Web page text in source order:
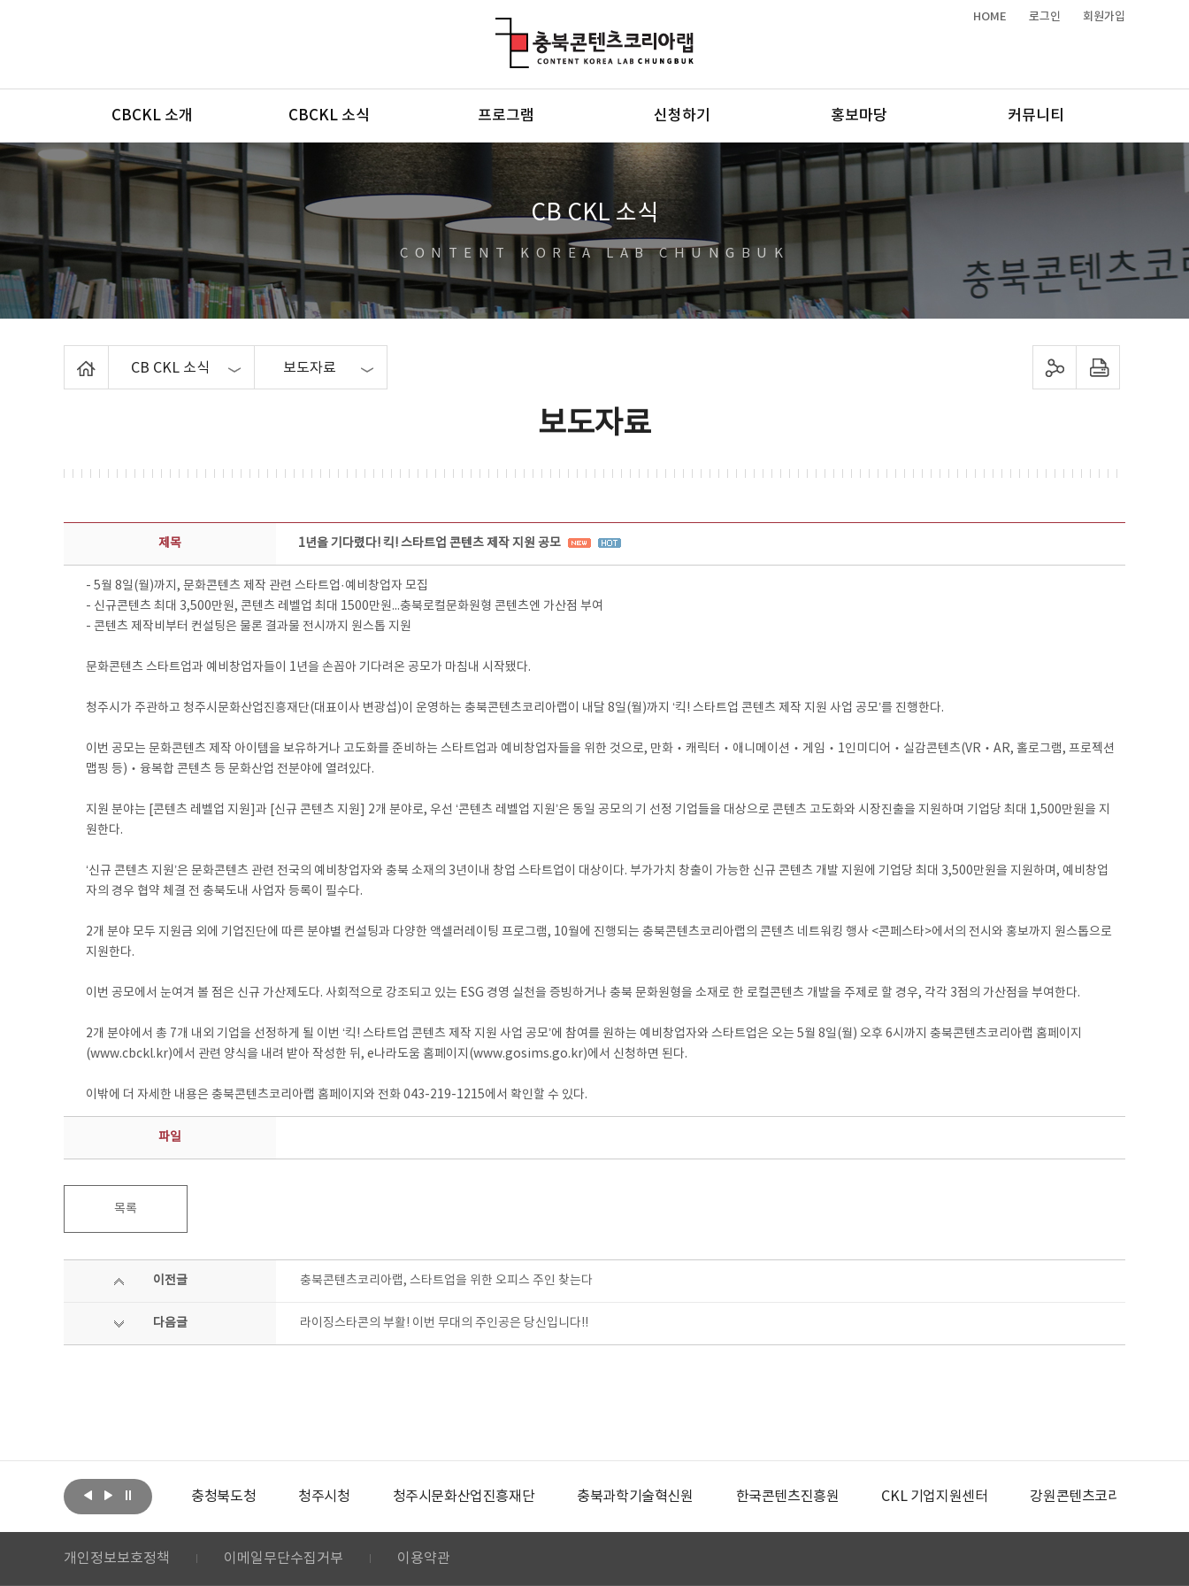
HOME 로그인 회원가입
메뉴
CBCKL 소개 CBCKL 소식 프로그램 신청하기 홍보마당 커뮤니티
CB CKL 소식
CONTENT KOREA LAB CHUNGBUK
CB CKL 소식 보도자료 sns 공유하기 프린트하기
보도자료
보도자료 상세보기 - 제목, 담당부서, 담당자, 담당연락처, 내용, 첨부파일 정보 제공
제목 1년을 기다렸다! 킥! 스타트업 콘텐츠 제작 지원 공모
- 5월 8일(월)까지, 문화콘텐츠 제작 관련 스타트업·예비창업자 모집
- 신규콘텐츠 최대 3,500만원, 콘텐츠 레벨업 최대 1500만원...충북로컬문화원형 콘텐츠엔 가산점 부여
- 콘텐츠 제작비부터 컨설팅은 물론 결과물 전시까지 원스톱 지원
문화콘텐츠 스타트업과 예비창업자들이 1년을 손꼽아 기다려온 공모가 마침내 시작됐다.
청주시가 주관하고 청주시문화산업진흥재단(대표이사 변광섭)이 운영하는 충북콘텐츠코리아랩이 내달 8일(월)까지 ‘킥! 스타트업 콘텐츠 제작 지원 사업 공모’를 진행한다.
이번 공모는 문화콘텐츠 제작 아이템을 보유하거나 고도화를 준비하는 스타트업과 예비창업자들을 위한 것으로, 만화‧캐릭터‧애니메이션‧게임‧1인미디어‧실감콘텐츠(VR‧AR, 홀로그램, 프로젝션
맵핑 등)‧융복합 콘텐츠 등 문화산업 전분야에 열려있다.
지원 분야는 [콘텐츠 레벨업 지원]과 [신규 콘텐츠 지원] 2개 분야로, 우선 ‘콘텐츠 레벨업 지원’은 동일 공모의 기 선정 기업들을 대상으로 콘텐츠 고도화와 시장진출을 지원하며 기업당 최대 1,500만원을 지
원한다.
‘신규 콘텐츠 지원’은 문화콘텐츠 관련 전국의 예비창업자와 충북 소재의 3년이내 창업 스타트업이 대상이다. 부가가치 창출이 가능한 신규 콘텐츠 개발 지원에 기업당 최대 3,500만원을 지원하며, 예비창업
자의 경우 협약 체결 전 충북도내 사업자 등록이 필수다.
2개 분야 모두 지원금 외에 기업진단에 따른 분야별 컨설팅과 다양한 액셀러레이팅 프로그램, 10월에 진행되는 충북콘텐츠코리아랩의 콘텐츠 네트워킹 행사 <콘페스타>에서의 전시와 홍보까지 원스톱으로
지원한다.
이번 공모에서 눈여겨 볼 점은 신규 가산제도다. 사회적으로 강조되고 있는 ESG 경영 실천을 증빙하거나 충북 문화원형을 소재로 한 로컬콘텐츠 개발을 주제로 할 경우, 각각 3점의 가산점을 부여한다.
2개 분야에서 총 7개 내외 기업을 선정하게 될 이번 ‘킥! 스타트업 콘텐츠 제작 지원 사업 공모’에 참여를 원하는 예비창업자와 스타트업은 오는 5월 8일(월) 오후 6시까지 충북콘텐츠코리아랩 홈페이지
(www.cbckl.kr)에서 관련 양식을 내려 받아 작성한 뒤, e나라도움 홈페이지(www.gosims.go.kr)에서 신청하면 된다.
이밖에 더 자세한 내용은 충북콘텐츠코리아랩 홈페이지와 전화 043-219-1215에서 확인할 수 있다.
파일
목록
이전글 충북콘텐츠코리아랩, 스타트업을 위한 오피스 주인 찾는다
다음글 라이징스타콘의 부활! 이번 무대의 주인공은 당신입니다!!
문화체육관광부 충청북도청 청주시청 청주시문화산업진흥재단 충북과학기술혁신원 한국콘텐츠진흥원 CKL 기업지원센터 강원콘텐츠코리아랩
개인정보보호정책 이메일무단수집거부 이용약관